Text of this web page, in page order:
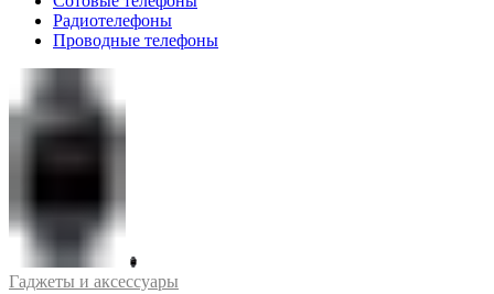
Радиотелефоны
Проводные телефоны
Гаджеты и аксессуары